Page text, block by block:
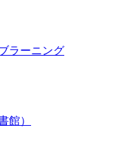
ラーニング
館）